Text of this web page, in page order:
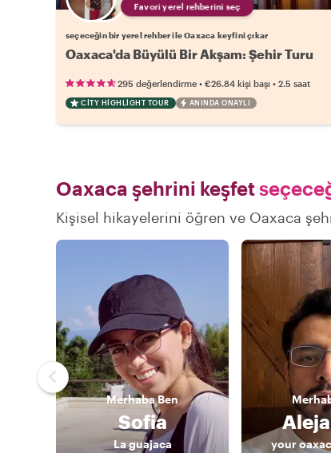
Favori yerel rehberini seç
seçeceğin bir yerel rehber ile Oaxaca keyfini çıkar
Oaxaca'da Büyülü Bir Akşam: Şehir Turu
295 değerlendirme • €26.84 kişi başı • 2.5 saat
CITY HIGHLIGHT TOUR ANINDA ONAYLI
Oaxaca şehrini keşfet
Kişisel hikayelerini öğren ve Oaxaca
MerhabaBen
Sofia
La guajaca your